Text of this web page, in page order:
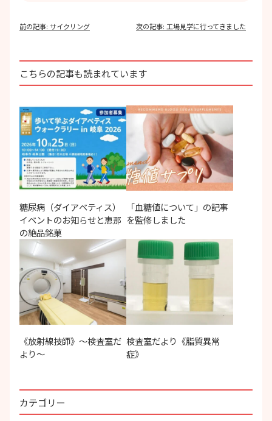
投
ゲ
ー
シ
前の記事: サイクリング 次の記事: 工場見学に行ってきました
こちらの記事も読まれています
糖尿病（ダイアベティス）
イベントのお知らせと恵那
の絶品銘菓
「血糖値について」の記事
を監修しました
《放射線技師》〜検査室だ
より〜
検査室だより《脂質異常
症》
カテゴリー